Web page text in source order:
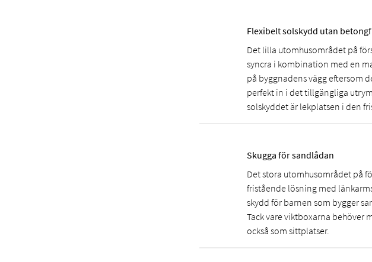
Flexibelt solskydd utan
Det lilla utomhusområdet på
syncra i kombination med en
på byggnadens vägg eftersom
perfekt in i det tillgängliga
solskyddet är lekplatsen i den
Skugga för sandlådan
Det stora utomhusområdet på
fristående lösning med
skydd för barnen som bygger
Tack vare viktboxarna behöver
också som sittplatser.